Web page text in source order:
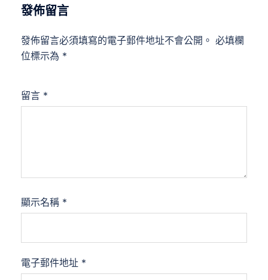
發佈留言
發佈留言必須填寫的電子郵件地址不會公開。 必填欄
位標示為 *
留言 *
顯示名稱 *
電子郵件地址 *